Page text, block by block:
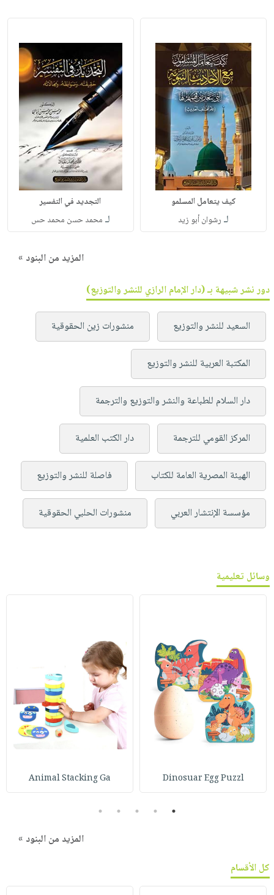
كيف يتعامل المسلمو
لـ رشوان أبو زيد
التجديد في التفسير
لـ محمد حسن محمد حس
المزيد من البنود »
دور نشر شبيهة بـ (دار الإمام الرازي للنشر والتوزيع)
السعيد للنشر والتوزيع منشورات زين الحقوقية
المكتبة العربية للنشر والتوزيع
دار السلام للطباعة والنشر والتوزيع والترجمة
المركز القومي للترجمة دار الكتب العلمية
الهيئة المصرية العامة للكتاب فاصلة للنشر والتوزيع
مؤسسة الإنتشار العربي منشورات الحلبي الحقوقية
وسائل تعليمية
Dinosuar Egg Puzzl
Animal Stacking Ga
1
2
3
4
5
المزيد من البنود »
كل الأقسام